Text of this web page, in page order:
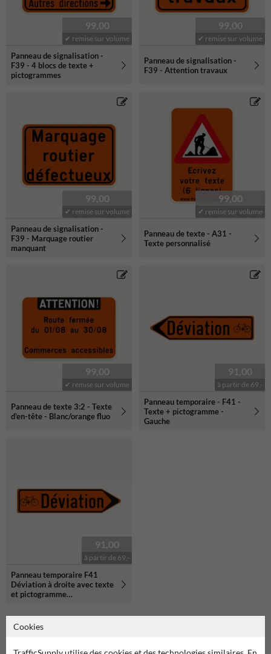
99,00
✔ remise sur volume
Panneau de signalisation -
F39 - 4 blocs de texte +
pictogrammes
99,00
✔ remise sur volume
Panneau de signalisation -
F39 - Attention travaux
99,00
✔ remise sur volume
Panneau de signalisation -
F39 - Marquage routier
manquant
99,00
✔ remise sur volume
Panneau de texte - A31 -
Texte personnalisé
99,00
✔ remise sur volume
Panneau de texte 3:2 - Texte
d'en-tête - Blanc/orange fluo
91,00
à partir de 69,-
Panneau temporaire - F41 -
Texte + pictogramme -
Gauche
91,00
à partir de 69,-
Panneau temporaire F41
Déviation à droite avec texte
et pictogramme
Cookies